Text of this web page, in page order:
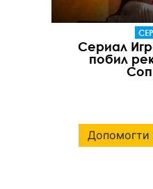
Сериал
побил
Допомогти